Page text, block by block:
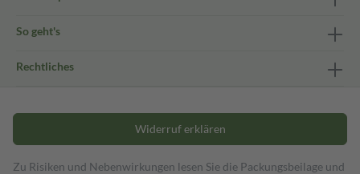
So geht's
Rechtliches
Widerruf erklären
Zu Risiken und Nebenwirkungen lesen Sie die Packungsbeilage und